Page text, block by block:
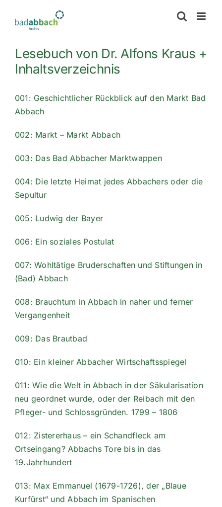
Inhalt
springen
Lesebuch von Dr. Alfons Kraus +
Inhaltsverzeichnis
001: Geschichtlicher Rückblick auf den Markt Bad
Abbach
002: Markt – Markt Abbach
003: Das Bad Abbacher Marktwappen
004: Die letzte Heimat jedes Abbachers oder die
Sepultur
005: Ludwig der Bayer
006: Ein soziales Postulat
007: Wohltätige Bruderschaften und Stiftungen in
(Bad) Abbach
008: Brauchtum in Abbach in naher und ferner
Vergangenheit
009: Das Brautbad
010: Ein kleiner Abbacher Wirtschaftsspiegel
011: Wie die Welt in Abbach in der Säkularisation
neu geordnet wurde, oder der Reibach mit den
Pfleger- und Schlossgründen. 1799 – 1806
012: Zistererhaus – ein Schandfleck am
Ortseingang? Abbachs Tore bis in das
19.Jahrhundert
013: Max Emmanuel (1679-1726), der „Blaue
Kurfürst“ und Abbach im Spanischen